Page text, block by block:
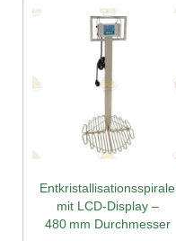
Entkristallisationsspirale
mit LCD-Display –
480 mm Durchmesser